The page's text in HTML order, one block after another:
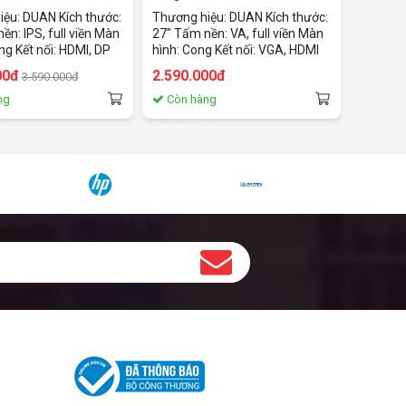
DUAN Kích thước:
IPS, full viền Màn
Kết nối: HDMI, DP
quét: 180Hz Thời
1ms Bảo hành:
3.590.000đ
Thương hiệu: DUAN Kích thước:
27" Tấm nền: VA, full viền Màn
hình: Cong Kết nối: VGA, HDMI
1080 Tần số quét: 100Hz Thời
gian đáp ứng: 2ms
2.590.000đ
Còn hàng